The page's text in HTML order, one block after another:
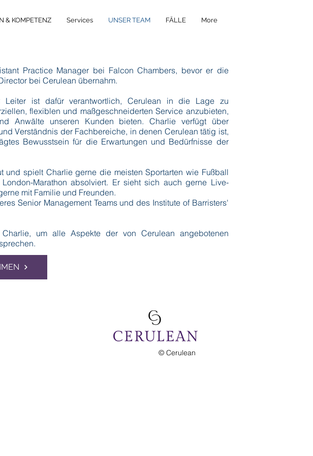
& KOMPETENZ Services UNSER TEAM FÄLLE More
Practice Manager bei Falcon Chambers, bevor er die
bei Cerulean übernahm.
Leiter ist dafür verantwortlich, Cerulean in die Lage zu
flexiblen und maßgeschneiderten Service anzubieten,
Anwälte unseren Kunden bieten. Charlie verfügt über
Verständnis der Fachbereiche, in denen Cerulean tätig ist,
Bewusstsein für die Erwartungen und Bedürfnisse der
und spielt Charlie gerne die meisten Sportarten wie Fußball
Marathon absolviert. Er sieht sich auch gerne Live-
mit Familie und Freunden.
Senior Management Teams und des Institute of Barristers'
um alle Aspekte der von Cerulean angebotenen
© Cerulean